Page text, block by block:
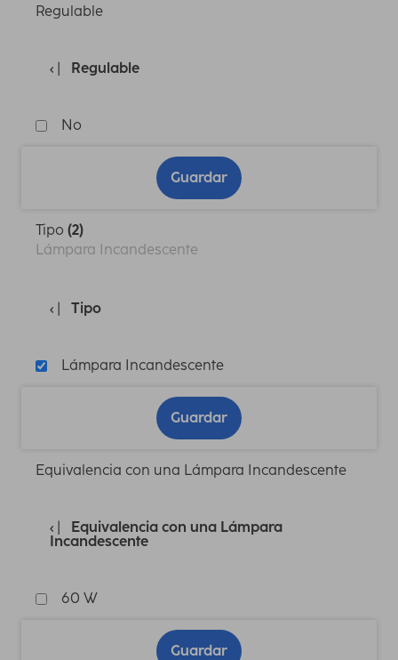
Regulable
Regulable
No
Guardar
Tipo (2)
Lámpara Incandescente
Tipo
Lámpara Incandescente
Guardar
Equivalencia con una Lámpara Incandescente
Equivalencia con una Lámpara
Incandescente
60 W
Guardar